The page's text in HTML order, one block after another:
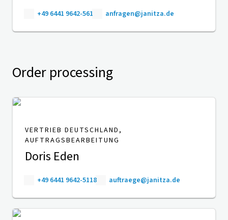
+49 6441 9642-561 anfragen@janitza.de
Order processing
VERTRIEB DEUTSCHLAND,
AUFTRAGSBEARBEITUNG
Doris Eden
+49 6441 9642-5118 auftraege@janitza.de